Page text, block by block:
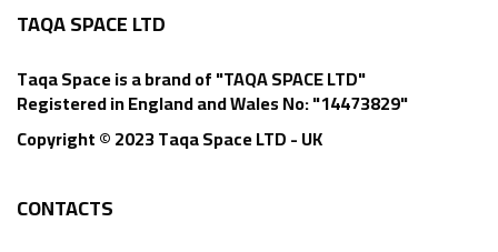
TAQA SPACE LTD
Taqa Space is a brand of "TAQA SPACE LTD"
Registered in England and Wales No: "14473829"
Copyright © 2023 Taqa Space LTD - UK
CONTACTS